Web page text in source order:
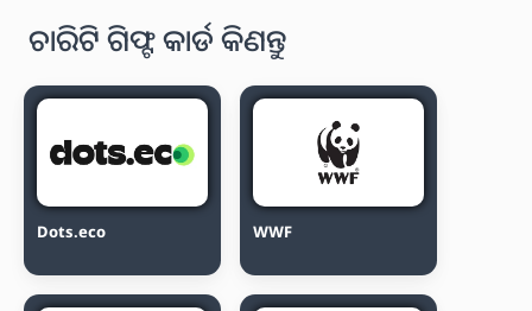
ଚାରିଟି ଗିଫ୍ଟ କାର୍ଡ କିଣନ୍ତୁ
Dots.eco WWF